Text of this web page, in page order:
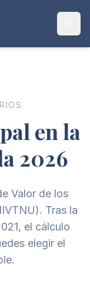
en la
2026
Valor de los
Tras la
el cálculo
elegir el